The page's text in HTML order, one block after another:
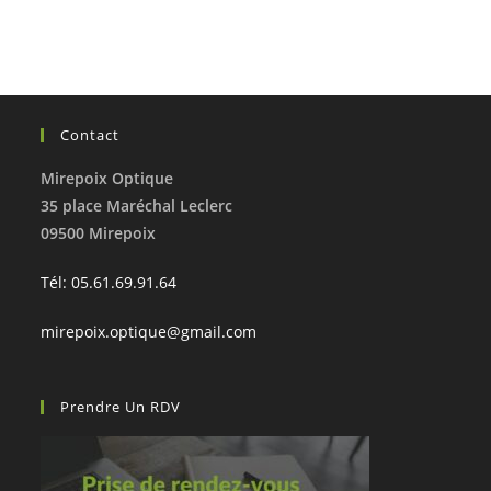
Contact
Mirepoix Optique
35 place Maréchal Leclerc
09500 Mirepoix
Tél: 05.61.69.91.64
mirepoix.optique@gmail.com
Prendre Un RDV